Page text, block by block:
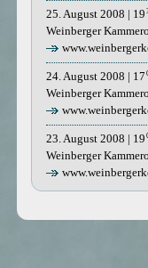
25. August 2008 | 19
Weinberger
24. August 2008 | 17
Weinberger
23. August 2008 | 19
Weinberger